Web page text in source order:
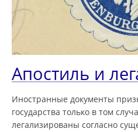
Апостиль и
Иностранные документы
государства только в том
легализированы согласно